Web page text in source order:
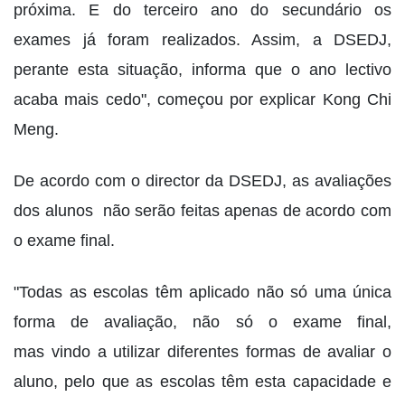
próxima. E do terceiro ano do secundário os
exames já foram realizados. Assim, a DSEDJ,
perante esta situação, informa que o ano lectivo
acaba mais cedo", começou por explicar Kong Chi
Meng.
De acordo com o director da DSEDJ, as avaliações
dos alunos não serão feitas apenas de acordo com
o exame final.
"Todas as escolas têm aplicado não só uma única
forma de avaliação, não só o exame final,
mas vindo a utilizar diferentes formas de avaliar o
aluno, pelo que as escolas têm esta capacidade e